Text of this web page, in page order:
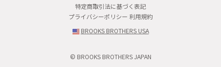
特定商取引法に基づく表記
プライバシーポリシー 利用規約
BROOKS BROTHERS USA
© BROOKS BROTHERS JAPAN